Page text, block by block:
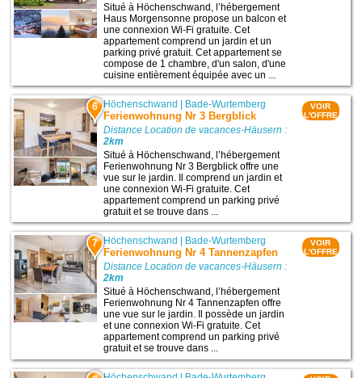
Situé à Höchenschwand, l’hébergement
Haus Morgensonne propose un balcon et
une connexion Wi-Fi gratuite. Cet
appartement comprend un jardin et un
parking privé gratuit. Cet appartement se
compose de 1 chambre, d'un salon, d'une
cuisine entièrement équipée avec un ...
6 Höchenschwand | Bade-Wurtemberg
Ferienwohnung Nr 3 Bergblick
Distance Location de vacances-Häusern :
2km
Situé à Höchenschwand, l’hébergement
Ferienwohnung Nr 3 Bergblick offre une
vue sur le jardin. Il comprend un jardin et
une connexion Wi-Fi gratuite. Cet
appartement comprend un parking privé
gratuit et se trouve dans ...
VOIR
L'OFFRE
7 Höchenschwand Bade-Wurtemberg
Ferienwohnung Nr 4 Tannenzapfen
Distance Location de vacances-Häusern :
2km
Situé à Höchenschwand, l’hébergement
Ferienwohnung Nr 4 Tannenzapfen offre
une vue sur le jardin. Il possède un jardin
et une connexion Wi-Fi gratuite. Cet
appartement comprend un parking privé
gratuit et se trouve dans ...
VOIR
L'OFFRE